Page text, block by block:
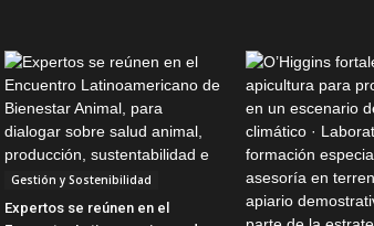
Gestión y Sostenibilidad
Expertos se reúnen en el